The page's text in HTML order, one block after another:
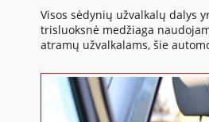
Visos sėdynių užvalkalų dalys
trisluoksnė medžiaga
atramų užvalkalams, šie